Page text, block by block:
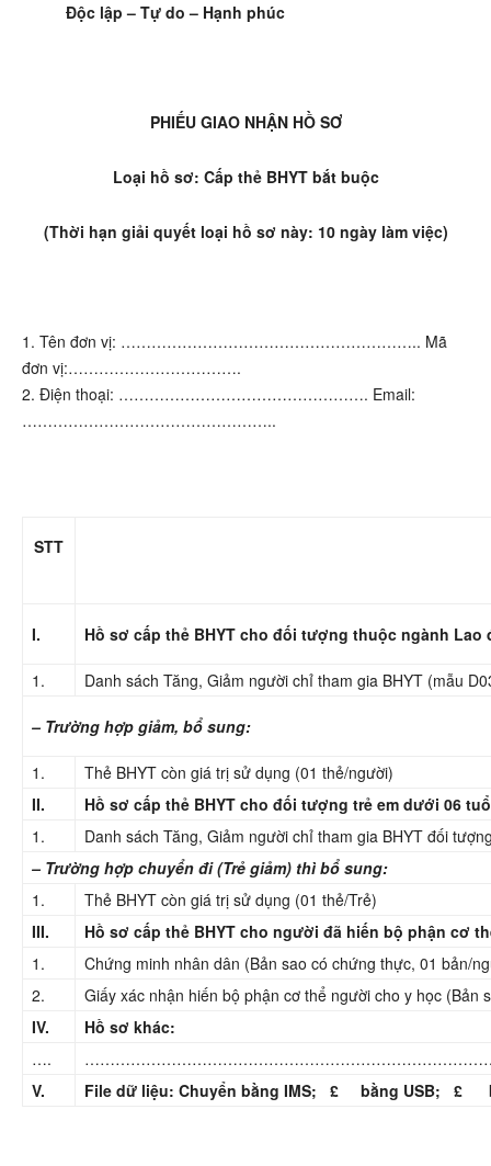
Độc lập – Tự do – Hạnh phúc
PHIẾU GIAO NHẬN HỒ SƠ
Loại hồ sơ: Cấp thẻ BHYT bắt buộc
(Thời hạn giải quyết loại hồ sơ này: 10 ngày làm việc)
1. Tên đơn vị: ………………………………………………….. Mã
đơn vị:…………………………….
2. Điện thoại: …………………………………………. Email:
…………………………………………..
STT
I. Hồ sơ cấp thẻ BHYT cho đối tượng thuộc ngành
1. Danh sách Tăng, Giảm người chỉ tham gia BHYT (mẫu
– Trường hợp giảm, bổ sung:
1.
Thẻ BHYT còn giá trị sử dụng (01 thẻ/người)
II.
Hồ sơ cấp thẻ BHYT cho đối tượng trẻ em dưới 06
1.
Danh sách Tăng, Giảm người chỉ tham gia BHYT đối
– Trường hợp chuyển đi (Trẻ giảm) thì bổ sung:
1.
Thẻ BHYT còn giá trị sử dụng (01 thẻ/Trẻ)
III.
Hồ sơ cấp thẻ BHYT cho người đã hiến bộ phận cơ
1.
Chứng minh nhân dân (Bản sao có chứng thực, 01 bản/
2.
Giấy xác nhận hiến bộ phận cơ thể người cho y học (Bản
IV.
Hồ sơ khác:
….
V.
File dữ liệu: Chuyển bằng IMS; £ bằng USB; £